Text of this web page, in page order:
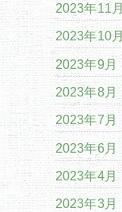
2023年11月
2023年10月
2023年9月
2023年8月
2023年7月
2023年6月
2023年4月
2023年3月